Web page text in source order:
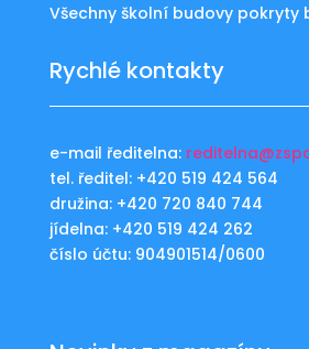
Všechny školní budovy pokryty
Rychlé kontakty
e-mail ředitelna:
tel. ředitel: +420 519 424 564
družina: +420 720 840 744
jídelna: +420 519 424 262
číslo účtu: 904901514/0600